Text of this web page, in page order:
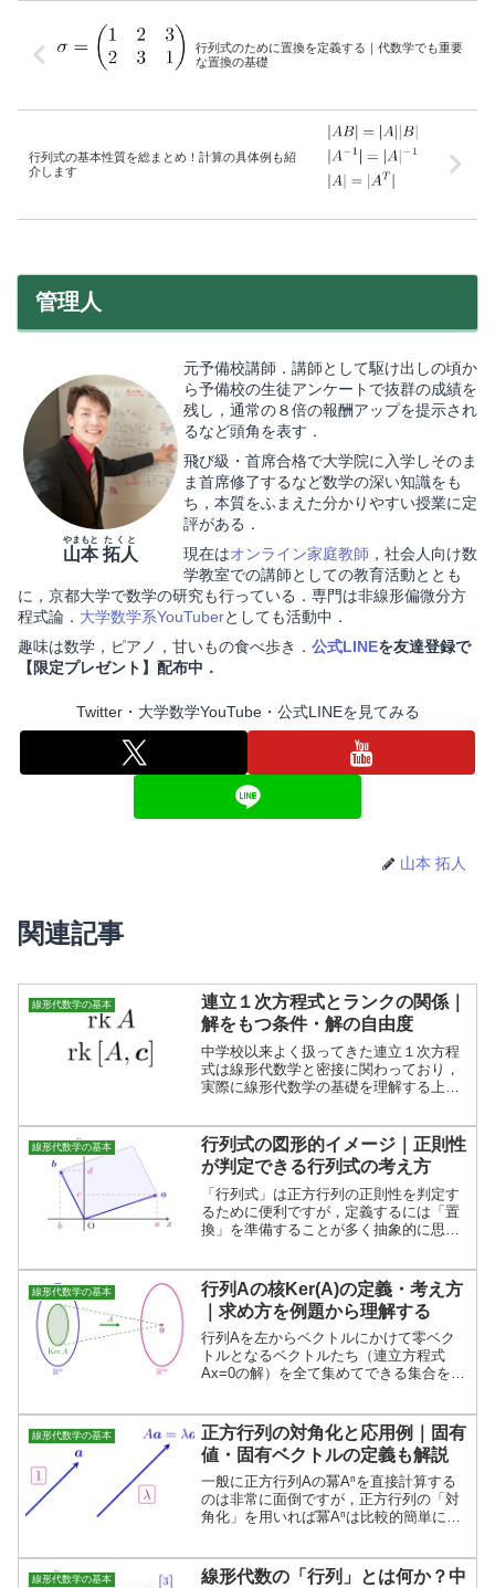
行列式のために置換を定義する｜代数学でも重要
な置換の基礎
行列式の基本性質を総まとめ！計算の具体例も紹
介します
管理人
山本
やまもと
拓人
たくと
元予備校講師．講師として駆け出しの頃か
ら予備校の生徒アンケートで抜群の成績を
残し，通常の８倍の報酬アップを提示され
るなど頭角を表す．
飛び級・首席合格で大学院に入学しそのま
ま首席修了するなど数学の深い知識をも
ち，本質をふまえた分かりやすい授業に定
評がある．
現在はオンライン家庭教師 ，社会人向け数
学教室での講師としての教育活動ととも
に，京都大学で数学の研究も行っている．専門は非線形偏微分方
程式論． 大学数学系YouTuberとしても活動中．
趣味は数学，ピアノ，甘いもの食べ歩き． 公式LINEを友達登録で
【限定プレゼント】配布中．
Twitter・大学数学YouTube・公式LINEを見てみる
山本 拓人
関連記事
線形代数学の基本
連立１次方程式とランクの関係｜
解をもつ条件・解の自由度
中学校以来よく扱ってきた連立１次方程
式は線形代数学と密接に関わっており，
実際に線形代数学の基礎を理解する上で
記事では連立１次方程式が解をもつ条件
と解の自由度を考えます．
線形代数学の基本
行列式の図形的イメージ｜正則性
が判定できる行列式の考え方
「行列式」は正方行列の正則性を判定す
るために便利ですが，定義するには「置
換」を準備することが多く抽象的に思え
線形代数学の基本
行列Aの核Ker(A)の定義・考え方
｜求め方を例題から理解する
行列Aを左からベクトルにかけて零ベク
トルとなるベクトルたち（連立方程式
Ax=0の解）を全て集めてできる集合を行
られており，重要な部分空間の１つで
す．
線形代数学の基本
正方行列の対角化と応用例｜固有
値・固有ベクトルの定義も解説
一般に正方行列Aの冪Aⁿを直接計算する
のは非常に面倒ですが，正方行列の「対
角化」を用いれば冪Aⁿは比較的簡単に計
ベクトルも併せて解説します．
線形代数学の基本
線形代数の「行列」とは何か？中